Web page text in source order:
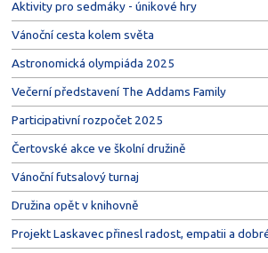
Aktivity pro sedmáky - únikové hry
Vánoční cesta kolem světa
Astronomická olympiáda 2025
Večerní představení The Addams Family
Participativní rozpočet 2025
Čertovské akce ve školní družině
Vánoční futsalový turnaj
Družina opět v knihovně
Projekt Laskavec přinesl radost, empatii a